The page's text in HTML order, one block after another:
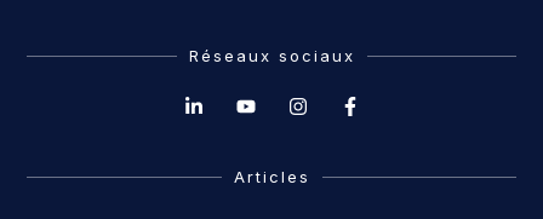
Réseaux sociaux
Articles